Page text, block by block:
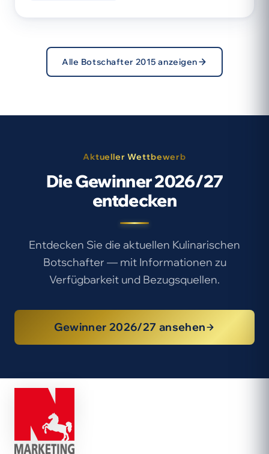
Alle Botschafter 2015 anzeigen
Aktueller Wettbewerb
Die Gewinner 2026/27
entdecken
Entdecken Sie die aktuellen Kulinarischen
Botschafter — mit Informationen zu
Verfügbarkeit und Bezugsquellen.
Gewinner 2026/27 ansehen